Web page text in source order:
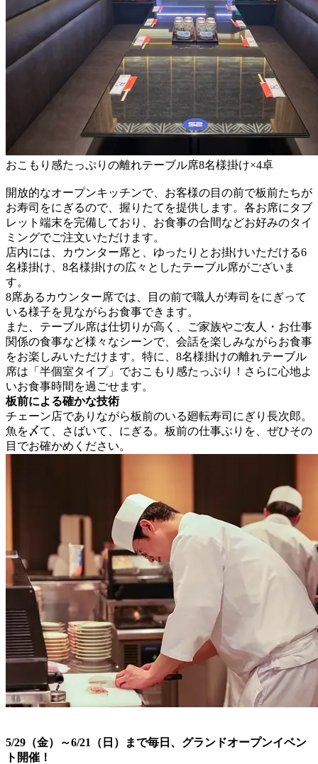
おこもり感たっぷりの離れテーブル席8名様掛け×4卓
開放的なオープンキッチンで、お客様の目の前で板前たちが
お寿司をにぎるので、握りたてを提供します。各お席にタブ
レット端末を完備しており、お食事の合間などお好みのタイ
ミングでご注文いただけます。
店内には、カウンター席と、ゆったりとお掛けいただける6
名様掛け、8名様掛けの広々としたテーブル席がございま
す。
8席あるカウンター席では、目の前で職人が寿司をにぎって
いる様子を見ながらお食事できます。
また、テーブル席は仕切りが高く、ご家族やご友人・お仕事
関係の食事など様々なシーンで、会話を楽しみながらお食事
をお楽しみいただけます。特に、8名様掛けの離れテーブル
席は「半個室タイプ」でおこもり感たっぷり！さらに心地よ
いお食事時間を過ごせます。
板前による確かな技術
チェーン店でありながら板前のいる廻転寿司にぎり長次郎。
魚を〆て、さばいて、にぎる。板前の仕事ぶりを、ぜひその
目でお確かめください。
5/29（金）～6/21（日）まで毎日、グランドオープンイベン
ト開催！